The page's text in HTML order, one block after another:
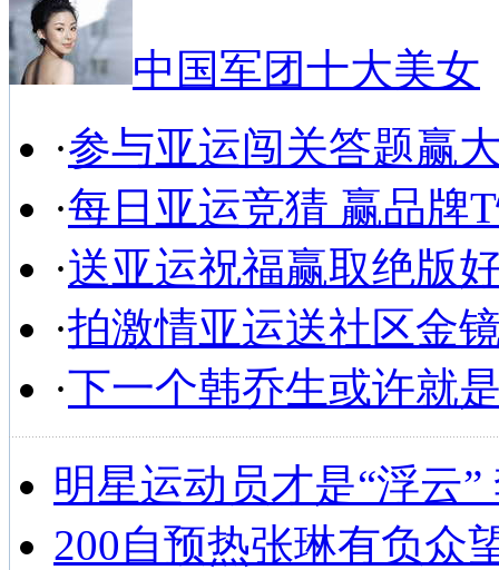
中国军团十大美女
·参与亚运闯关答题赢
·每日亚运竞猜 赢品牌
·送亚运祝福赢取绝版
·拍激情亚运送社区金
·下一个韩乔生或许就
明星运动员才是“浮云
200自预热张琳有负众